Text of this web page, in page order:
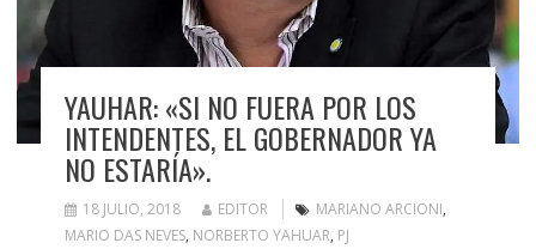
YAUHAR: «SI NO FUERA POR LOS
INTENDENTES, EL GOBERNADOR YA
NO ESTARÍA».
18 JULIO, 2018 EDITOR MARIANO ARCIONI,
MARIO DAS NEVES, NORBERTO YAHUAR, PJ